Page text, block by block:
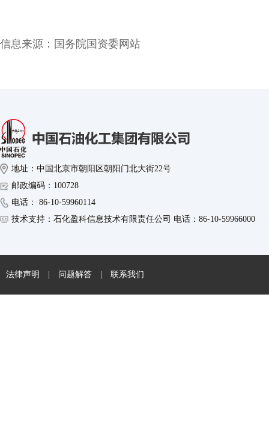
信息来源： 国务院国资委网站
地址：中国北京市朝阳区朝阳门北大街22号
邮政编码：100728
电话： 86-10-59960114
技术支持：石化盈科信息技术有限责任公司 电话：86-10-59966000
法律声明 问题解答 联系我们